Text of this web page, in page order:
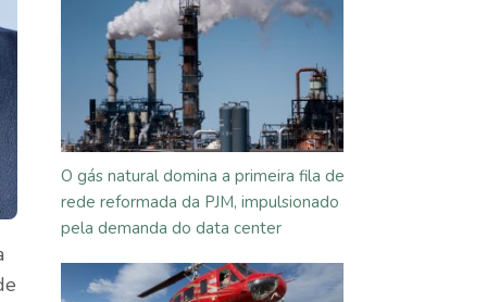
O gás natural domina a primeira fila de
rede reformada da PJM, impulsionado
pela demanda do data center